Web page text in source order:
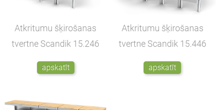
Atkritumu šķirošanas
tvertne Scandik 15.246
apskatīt
Atkritumu šķirošanas
tvertne Scandik 15.446
apskatīt